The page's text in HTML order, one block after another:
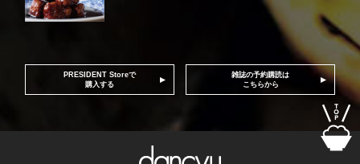
PRESIDENT Storeで
購入する
雑誌の予約購読は
こちらから